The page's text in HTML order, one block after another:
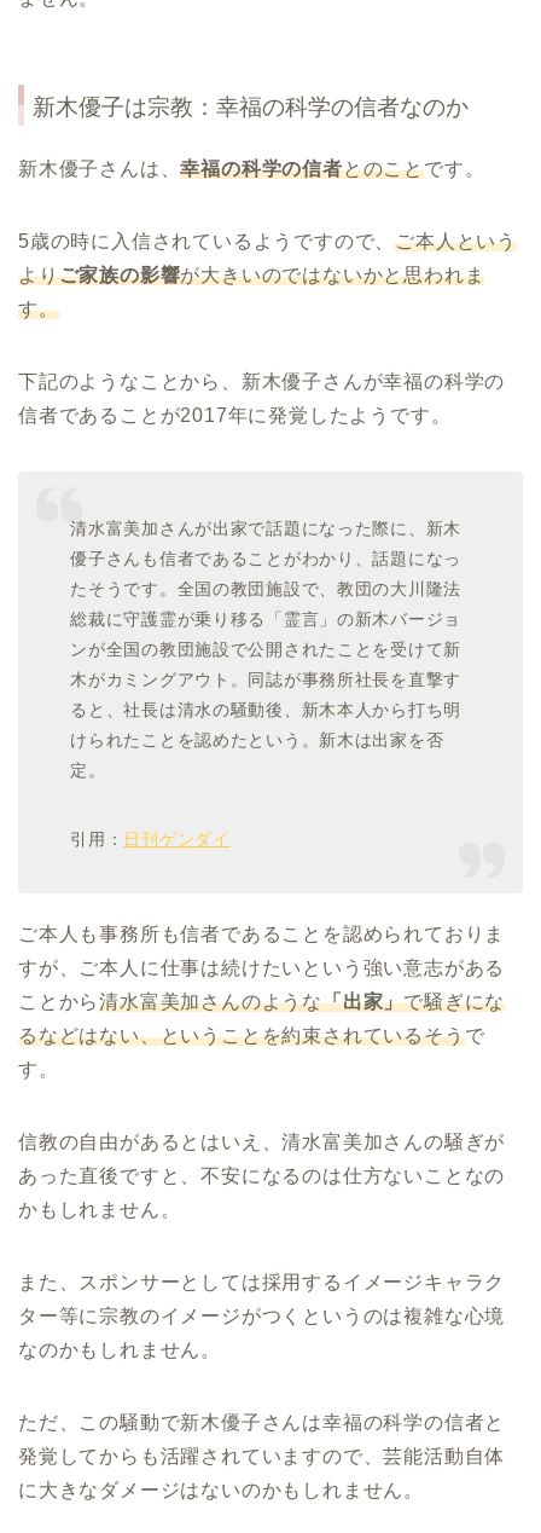
新木優子は宗教：幸福の科学の信者なのか
新木優子さんは、幸福の科学の信者とのことです。
5歳の時に入信されているようですので、ご本人という
よりご家族の影響が大きいのではないかと思われま
す。
下記のようなことから、新木優子さんが幸福の科学の
信者であることが2017年に発覚したようです。
清水富美加さんが出家で話題になった際に、新木
優子さんも信者であることがわかり、話題になっ
たそうです。全国の教団施設で、教団の大川隆法
総裁に守護霊が乗り移る「霊言」の新木バージョ
ンが全国の教団施設で公開されたことを受けて新
木がカミングアウト。同誌が事務所社長を直撃す
ると、社長は清水の騒動後、新木本人から打ち明
けられたことを認めたという。新木は出家を否
定。
引用： 日刊ゲンダイ
ご本人も事務所も信者であることを認められておりま
すが、ご本人に仕事は続けたいという強い意志がある
ことから清水富美加さんのような「出家」で騒ぎにな
るなどはない、ということを約束されているそうで
す。
信教の自由があるとはいえ、清水富美加さんの騒ぎが
あった直後ですと、不安になるのは仕方ないことなの
かもしれません。
また、スポンサーとしては採用するイメージキャラク
ター等に宗教のイメージがつくというのは複雑な心境
なのかもしれません。
ただ、この騒動で新木優子さんは幸福の科学の信者と
発覚してからも活躍されていますので、芸能活動自体
に大きなダメージはないのかもしれません。